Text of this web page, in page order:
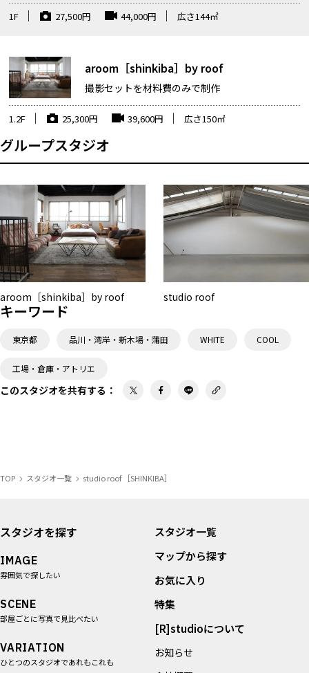
1F 27,500円 44,000円 広さ144㎡
aroom［shinkiba］by roof
撮影セットを材料費のみで制作
1.2F 25,300円 39,600円 広さ150㎡
グループスタジオ
aroom［shinkiba］by roof studio roof
キーワード
東京都 品川・湾岸・新木場・蒲田 WHITE COOL
工場・倉庫・アトリエ
このスタジオを共有する ：
TOP スタジオ一覧 studio roof ［SHINKIBA］
スタジオを探す
IMAGE
雰囲気で探したい
SCENE
部屋ごとに写真で見比べたい
VARIATION
ひとつのスタジオであれもこれも
スタジオ一覧
マップから探す
お気に入り
特集
[R]studioについて
お知らせ